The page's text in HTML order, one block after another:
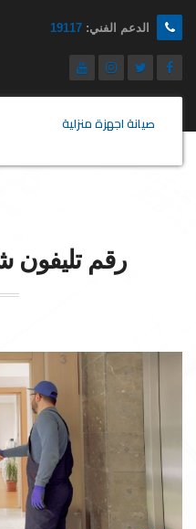
الدعم الفني: 19117
صيانة اجهزة منزلية
رقم تليفون